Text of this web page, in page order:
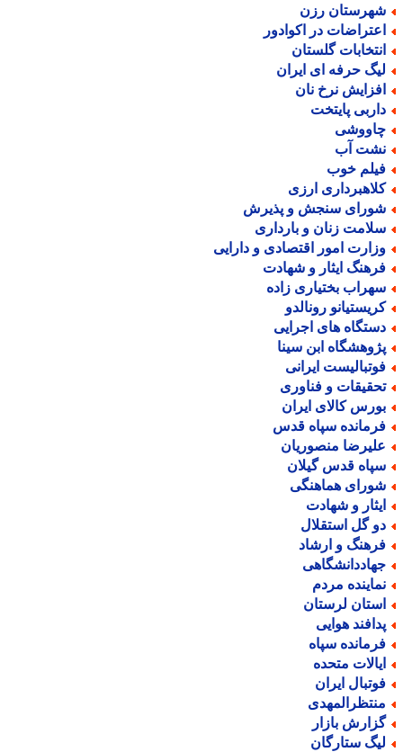
رزن
در اکوادور
گلستان
حرفه ای ایران
نرخ نان
پایتخت
آب
خوب
ارزی
سنجش و پذیرش
زنان و بارداری
امور اقتصادی و دارایی
ایثار و شهادت
بختیاری زاده
رونالدو
های اجرایی
ابن سینا
ایرانی
و فناوری
کالای ایران
سپاه قدس
منصوریان
قدس گیلان
هماهنگی
و شهادت
گل استقلال
و ارشاد
مردم
لرستان
هوایی
سپاه
متحده
ایران
بازار
ستارگان